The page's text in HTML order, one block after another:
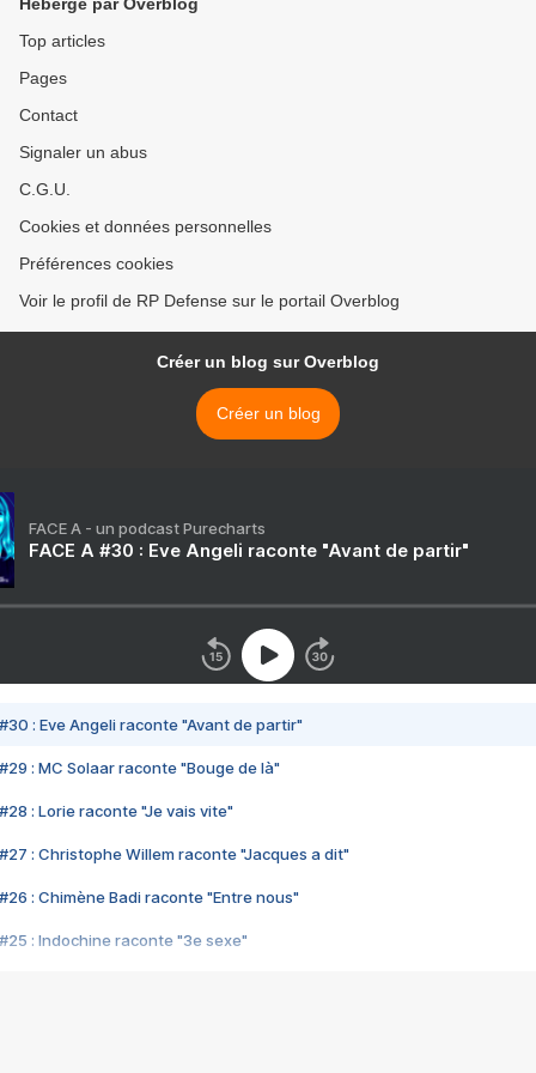
Top articles
Pages
Contact
Signaler un abus
C.G.U.
Cookies et données personnelles
Préférences cookies
Voir le profil de RP Defense sur le portail Overblog
Créer un blog sur Overblog
Créer un blog
FACE A - un podcast Purecharts
FACE A #30 : Eve Angeli raconte "Avant de partir"
#30 : Eve Angeli raconte "Avant de partir"
#29 : MC Solaar raconte "Bouge de là"
#28 : Lorie raconte "Je vais vite"
#27 : Christophe Willem raconte "Jacques a dit"
#26 : Chimène Badi raconte "Entre nous"
#25 : Indochine raconte "3e sexe"